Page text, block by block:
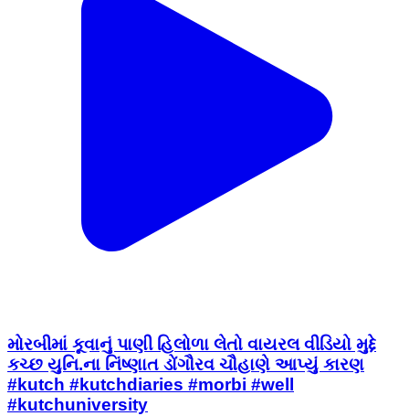
મોરબીમાં કૂવાનું પાણી હિલોળા લેતો વાયરલ વીડિયો મુદ્દે
કચ્છ યુનિ.ના નિંષ્ણાત ડોંગૌરવ ચૌહાણે આપ્યું કારણ
#kutch #kutchdiaries #morbi #well
#kutchuniversity